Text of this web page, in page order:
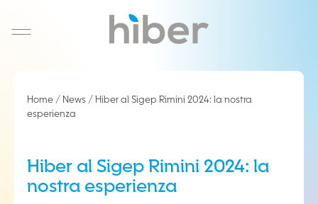
Home/News/Hiber al Sigep Rimini 2024: la nostra
esperienza
Hiber al Sigep Rimini 2024: la
nostra esperienza